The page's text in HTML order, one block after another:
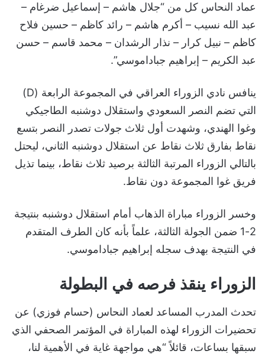
عماد النحاس كل من “جلال هاشم – إسماعيل ضرغام –
عبد الله نسيب – أكرم هاشم – رائد كاظم – حسين فلاح
كاظم – نبيل كرار – نذار الرشدان – محمد قاسم – حسن
عبد الكريم – إبراهيم جباداموسي”.
ينافس نادي الزوراء العراقي في المجموعة الرابعة (D)
التي تضم النصر السعودي واستقلال دوشنبه الطاجيكي
وغوا الهندي، وشهدت أول ثلاث جولات تصدر النصر بتسع
نقاط بفارق ثلاث نقاط عن استقلال دوشنبه الثاني، ليحتل
بالتالي الزوراء المرتبة الثالثة برصيد ثلاث نقاط، بينما تذيل
فريق غوا المجموعة دون نقاط.
وخسر الزوراء مباراة الذهاب أمام استقلال دوشنبه بنتيجة
2-1 ضمن الجولة الثالثة، علماً بأنه كان الطرف المتقدم
في النتيجة بهدف سجله إبراهيم جباداموسي.
الزوراء ينقذ فرصه في البطولة
تحدث المدرب المساعد لعماد النحاس (حسام فوزي) عن
تحضيرات الزوراء لهذه المباراة في المؤتمر الصحفي الذي
سبقها بساعات، قائلاً “هي مواجهة غاية في الأهمية لنا،